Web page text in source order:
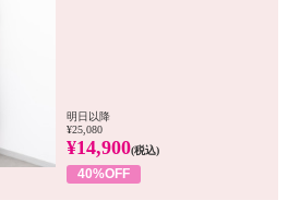
明日以降
¥25,080
¥14,900(税込)
40%OFF